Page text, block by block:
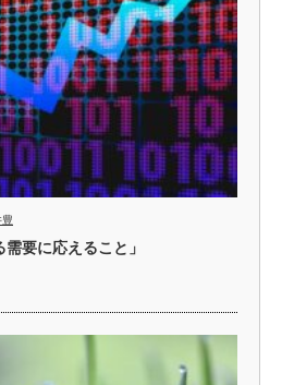
要に応えること」